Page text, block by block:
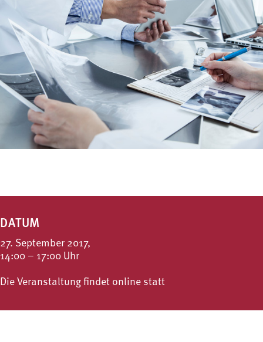
DATUM
27. September 2017,
14:00 – 17:00 Uhr
Die Veranstaltung findet online statt